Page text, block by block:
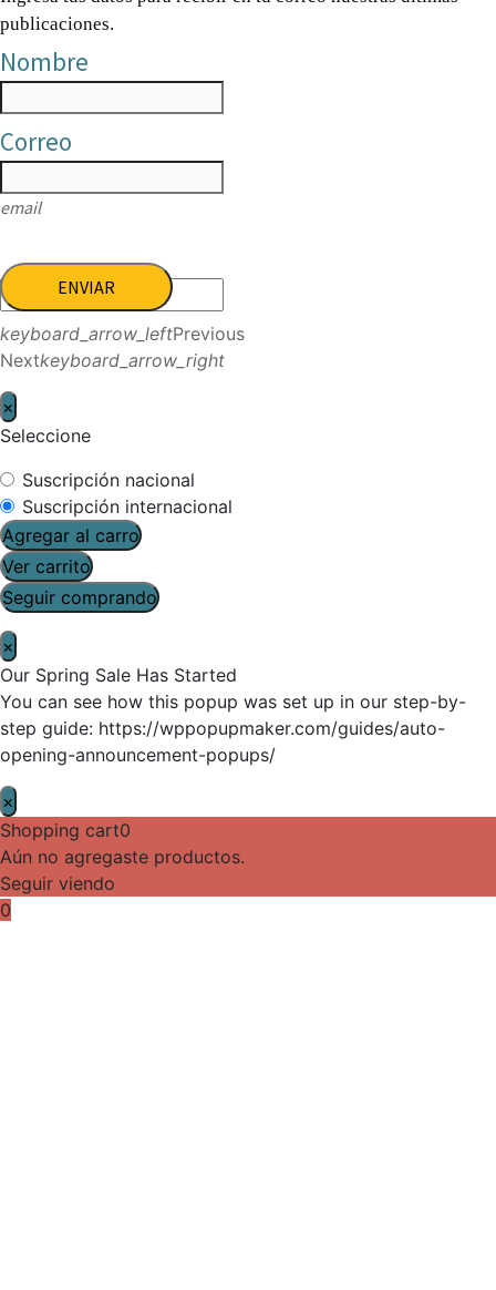
publicaciones.
Nombre
Correo
email
ENVIAR
keyboard_arrow_leftPrevious
Nextkeyboard_arrow_right
×
Seleccione
Suscripción nacional
Suscripción internacional
Agregar al carro
Ver carrito
Seguir comprando
×
Our Spring Sale Has Started
You can see how this popup was set up in our step-by-
step guide: https://wppopupmaker.com/guides/auto-
opening-announcement-popups/
×
Shopping cart0
Aún no agregaste productos.
Seguir viendo
0